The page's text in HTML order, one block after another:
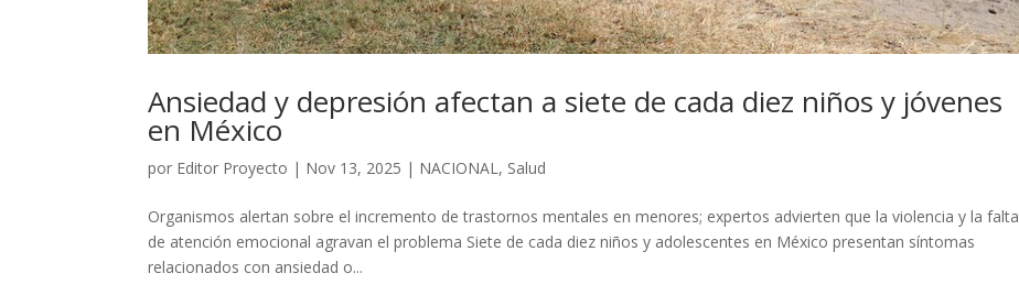
Ansiedad y depresión afectan a siete de cada diez niños y jóvenes
en México
por Editor Proyecto | Nov 13, 2025 | NACIONAL, Salud
Organismos alertan sobre el incremento de trastornos mentales en menores; expertos advierten que la violencia y la falta
de atención emocional agravan el problema Siete de cada diez niños y adolescentes en México presentan síntomas
relacionados con ansiedad o...